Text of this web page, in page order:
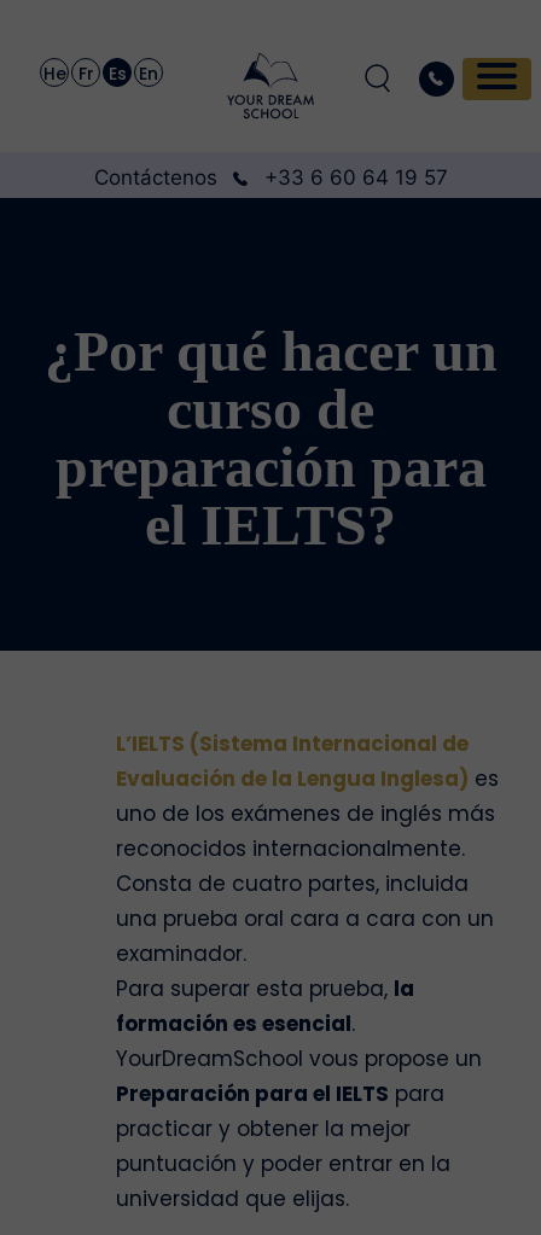
He Fr Es En
Contáctenos +33 6 60 64 19 57
¿Por qué hacer un
curso de
preparación para
el IELTS?
L’IELTS (Sistema Internacional de
Evaluación de la Lengua Inglesa) es
uno de los exámenes de inglés más
reconocidos internacionalmente.
Consta de cuatro partes, incluida
una prueba oral cara a cara con un
examinador.
Para superar esta prueba, la
formación es esencial.
YourDreamSchool vous propose un
Preparación para el IELTS para
practicar y obtener la mejor
puntuación y poder entrar en la
universidad que elijas.